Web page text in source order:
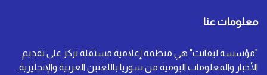
معلومات عنا
"مؤسسة ليفانت" هي منظمة إعلامية مستقلة تركز على تقديم
الأخبار والمعلومات اليومية من سوريا باللغتين العربية والإنجليزية.